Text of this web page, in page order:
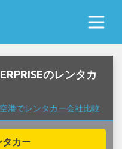
のレンタカ
港でレンタカー会社比較
タカー